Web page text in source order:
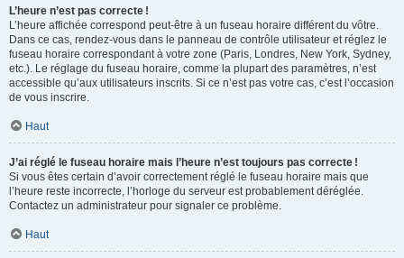
L’heure n’est pas correcte !
L’heure affichée correspond peut-être à un fuseau horaire différent du vôtre.
Dans ce cas, rendez-vous dans le panneau de contrôle utilisateur et réglez le
fuseau horaire correspondant à votre zone (Paris, Londres, New York, Sydney,
etc.). Le réglage du fuseau horaire, comme la plupart des paramètres, n’est
accessible qu’aux utilisateurs inscrits. Si ce n’est pas votre cas, c’est l’occasion
de vous inscrire.
Haut
J’ai réglé le fuseau horaire mais l’heure n’est toujours pas correcte !
Si vous êtes certain d’avoir correctement réglé le fuseau horaire mais que
l’heure reste incorrecte, l’horloge du serveur est probablement déréglée.
Contactez un administrateur pour signaler ce problème.
Haut